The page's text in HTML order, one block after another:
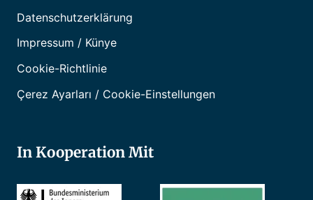
Datenschutzerklärung
Impressum / Künye
Cookie-Richtlinie
Çerez Ayarları / Cookie-Einstellungen
In Kooperation Mit